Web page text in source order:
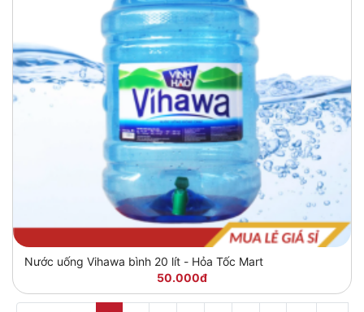
Nước uống Vihawa bình 20 lít - Hỏa Tốc Mart
50.000đ